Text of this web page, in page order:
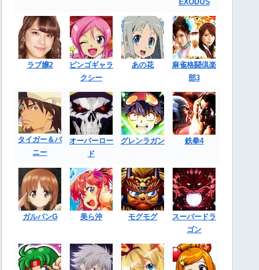
EXODUS
ラブ嬢2
ビンゴギャラ
クシー
あの花
麻雀格闘倶楽
部3
タイガー＆バ
ニー
オーバーロー
ド
グレンラガン 鉄拳4
ガルパンG 美ら沖 モグモグ
スーパードラ
ゴン